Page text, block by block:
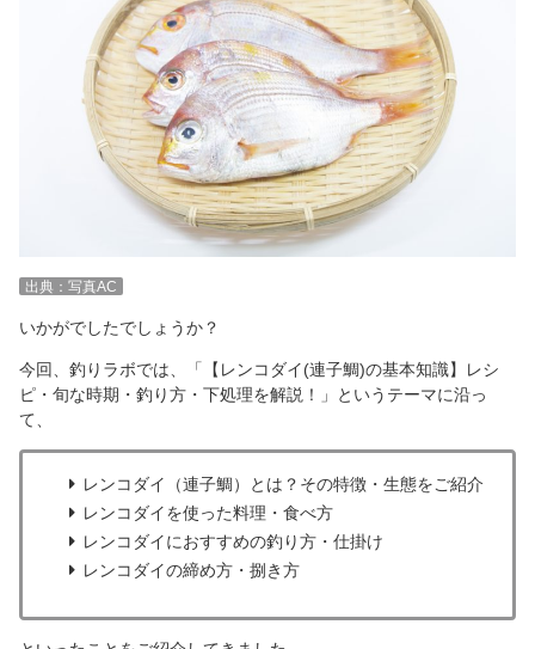
出典：写真AC
いかがでしたでしょうか？
今回、釣りラボでは、「【レンコダイ(連子鯛)の基本知識】レシ
ピ・旬な時期・釣り方・下処理を解説！」というテーマに沿っ
て、
レンコダイ（連子鯛）とは？その特徴・生態をご紹介
レンコダイを使った料理・食べ方
レンコダイにおすすめの釣り方・仕掛け
レンコダイの締め方・捌き方